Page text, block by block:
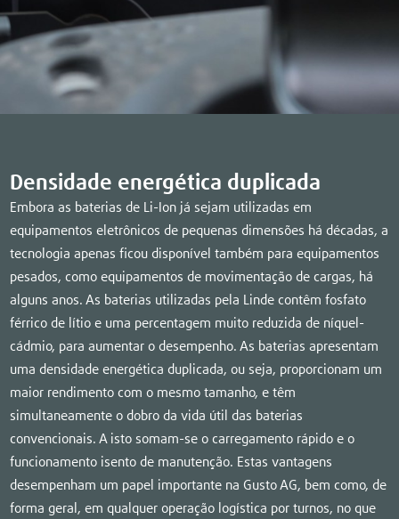
Densidade energética duplicada
Embora as baterias de Li-Ion já sejam utilizadas em
equipamentos eletrônicos de pequenas dimensões há décadas, a
tecnologia apenas ficou disponível também para equipamentos
pesados, como equipamentos de movimentação de cargas, há
alguns anos. As baterias utilizadas pela Linde contêm fosfato
férrico de lítio e uma percentagem muito reduzida de níquel-
cádmio, para aumentar o desempenho. As baterias apresentam
uma densidade energética duplicada, ou seja, proporcionam um
maior rendimento com o mesmo tamanho, e têm
simultaneamente o dobro da vida útil das baterias
convencionais. A isto somam-se o carregamento rápido e o
funcionamento isento de manutenção. Estas vantagens
desempenham um papel importante na Gusto AG, bem como, de
forma geral, em qualquer operação logística por turnos, no que